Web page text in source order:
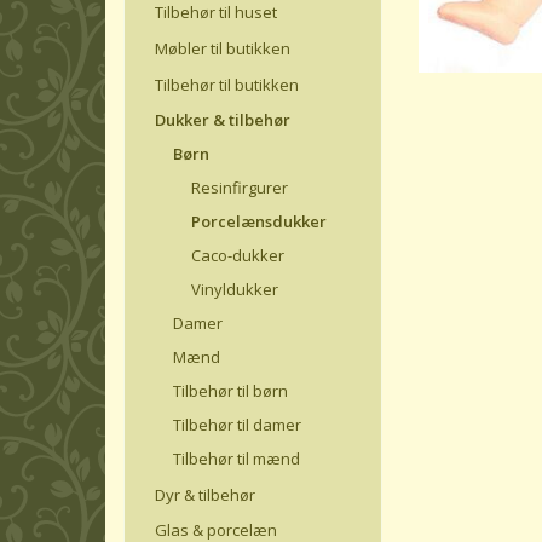
Tilbehør til huset
Møbler til butikken
Tilbehør til butikken
Dukker & tilbehør
Børn
Resinfirgurer
Porcelænsdukker
Caco-dukker
Vinyldukker
Damer
Mænd
Tilbehør til børn
Tilbehør til damer
Tilbehør til mænd
Dyr & tilbehør
Glas & porcelæn